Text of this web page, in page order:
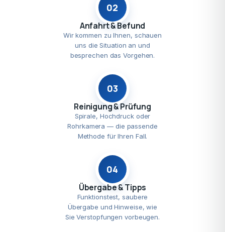
02
Anfahrt & Befund
Wir kommen zu Ihnen, schauen
uns die Situation an und
besprechen das Vorgehen.
03
Reinigung & Prüfung
Spirale, Hochdruck oder
Rohrkamera — die passende
Methode für Ihren Fall.
04
Übergabe & Tipps
Funktionstest, saubere
Übergabe und Hinweise, wie
Sie Verstopfungen vorbeugen.